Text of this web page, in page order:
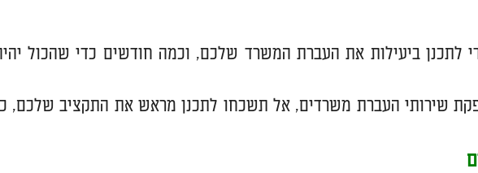
לתכנן ביעילות את העברת המשרד שלכם, וכמה חודשים כדי שהכול
שירותי העברת משרדים, אל תשכחו לתכנן מראש את התקציב שלכם,